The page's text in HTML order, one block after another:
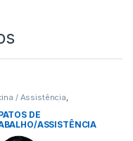
/ Assistência,
Mecânico
DE
ASSISTÊNCIA
CHALLENGE-H